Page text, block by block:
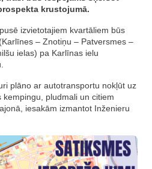
krustojumā.
izvietotajiem kvartāliem būs
– Znotiņu – Patversmes –
ielas) pa Karlīnas ielu
plāno ar autotransportu nokļūt uz
pludmali un citiem
iesakām izmantot Inženieru